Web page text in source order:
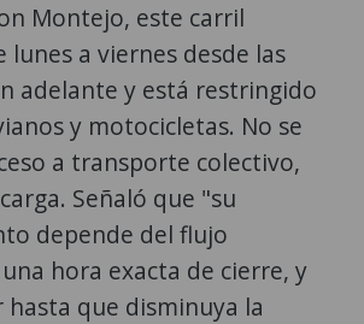
adelante y está restringido
y motocicletas. No se
a transporte colectivo,
Señaló que "su
depende del flujo
hora exacta de cierre, y
que disminuya la